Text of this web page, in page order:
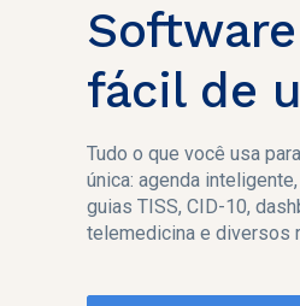
fácil de
Tudo o que você usa
única: agenda
guias TISS, CID-10,
telemedicina e diversos